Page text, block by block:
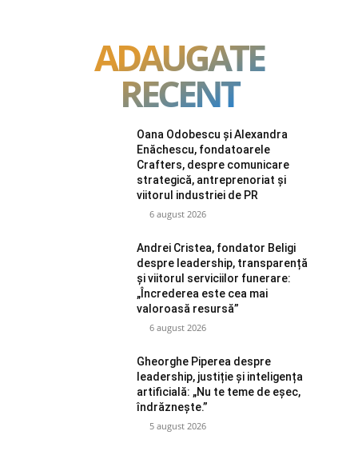
ADAUGATE
RECENT
Oana Odobescu și Alexandra
Enăchescu, fondatoarele
Crafters, despre comunicare
strategică, antreprenoriat și
viitorul industriei de PR
6 august 2026
Andrei Cristea, fondator Beligi
despre leadership, transparență
și viitorul serviciilor funerare:
„Încrederea este cea mai
valoroasă resursă”
6 august 2026
Gheorghe Piperea despre
leadership, justiție și inteligența
artificială: „Nu te teme de eșec,
îndrăznește.”
5 august 2026